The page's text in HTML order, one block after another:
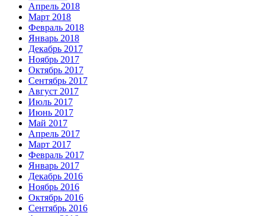
Апрель 2018
Март 2018
Февраль 2018
Январь 2018
Декабрь 2017
Ноябрь 2017
Октябрь 2017
Сентябрь 2017
Август 2017
Июль 2017
Июнь 2017
Май 2017
Апрель 2017
Март 2017
Февраль 2017
Январь 2017
Декабрь 2016
Ноябрь 2016
Октябрь 2016
Сентябрь 2016